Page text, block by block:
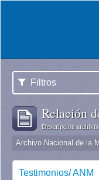
Filtros
Relación
Descripción
Archivo Nacional de la
Testimonios/ ANM